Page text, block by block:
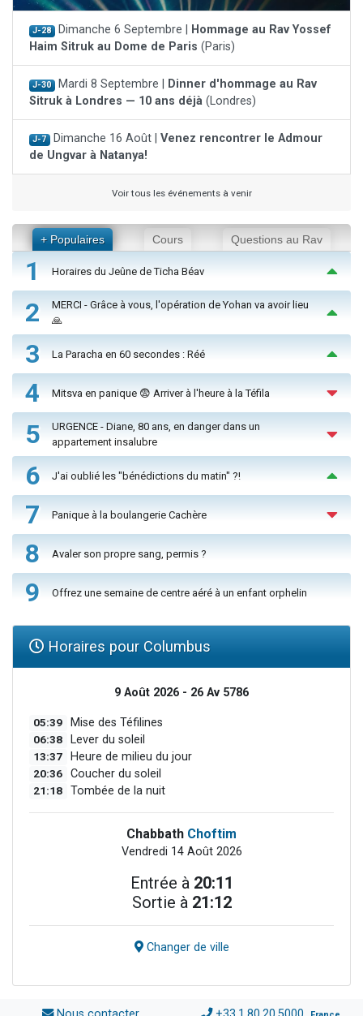
J-28 Dimanche 6 Septembre | Hommage au Rav Yossef
Haim Sitruk au Dome de Paris (Paris)
J-30 Mardi 8 Septembre | Dinner d'hommage au Rav
Sitruk à Londres — 10 ans déjà (Londres)
J-7 Dimanche 16 Août | Venez rencontrer le Admour
de Ungvar à Natanya!
Voir tous les événements à venir
+ Populaires Cours Questions au Rav
1 Horaires du Jeûne de Ticha Béav
2
MERCI - Grâce à vous, l'opération de Yohan va avoir lieu
🙏
3 La Paracha en 60 secondes : Réé
4 Mitsva en panique 😨 Arriver à l'heure à la Téfila
5
URGENCE - Diane, 80 ans, en danger dans un
appartement insalubre
6 J'ai oublié les "bénédictions du matin" ?!
7 Panique à la boulangerie Cachère
8 Avaler son propre sang, permis ?
9 Offrez une semaine de centre aéré à un enfant orphelin
Horaires pour Columbus
9 Août 2026 - 26 Av 5786
05:39 Mise des Téfilines
06:38 Lever du soleil
13:37 Heure de milieu du jour
20:36 Coucher du soleil
21:18 Tombée de la nuit
Chabbath Choftim
Vendredi 14 Août 2026
Entrée à 20:11
Sortie à 21:12
Changer de ville